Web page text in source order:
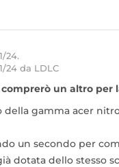
24.
24 da LDLC
comprerò un altro per
gamma acer
un secondo per
dotata dello stesso